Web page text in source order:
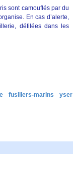
sont camouflés par du
En cas d’alerte,
défilées dans les
fusiliers-marins
yser